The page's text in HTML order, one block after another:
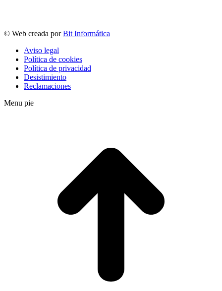
© Web creada porBit Informática
Aviso legal
Política de cookies
Política de privacidad
Desistimiento
Reclamaciones
Menu pie